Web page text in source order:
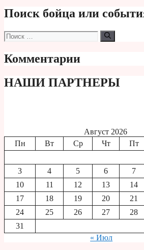
Поиск бойца или
Поиск:
Комментарии
НАШИ ПАРТНЕРЫ
Август 2026
Пн
Вт Ср Чт Пт
3
4 5 6 7
10
11 12 13 14
17
18 19 20 21
24
25 26 27 28
31
« Июл